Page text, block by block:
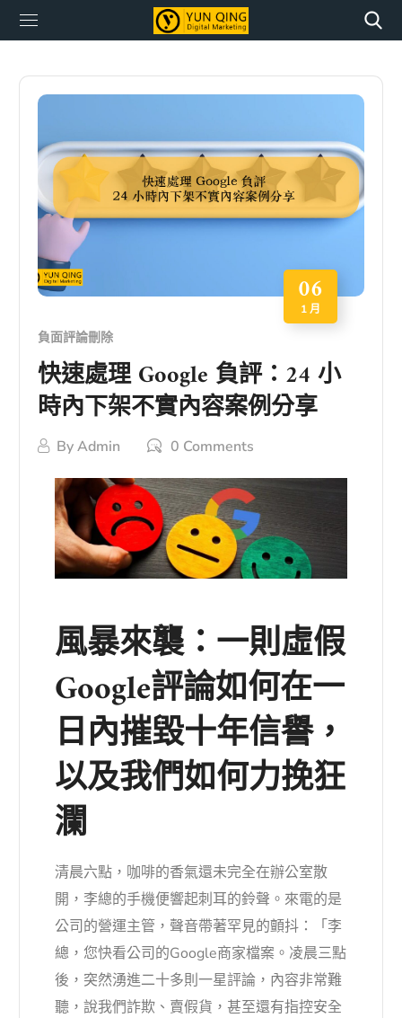
06
1 月
負面評論刪除
快速處理 Google 負評：24 小
時內下架不實內容案例分享
ByAdmin 0 Comments
風暴來襲：一則虛假
Google評論如何在一
日內摧毀十年信譽，
以及我們如何力挽狂
瀾
清晨六點，咖啡的香氣還未完全在辦公室散
開，李總的手機便響起刺耳的鈴聲。來電的是
公司的營運主管，聲音帶著罕見的顫抖：「李
總，您快看公司的Google商家檔案。凌晨三點
後，突然湧進二十多則一星評論，內容非常難
聽，說我們詐欺、賣假貨，甚至還有指控安全